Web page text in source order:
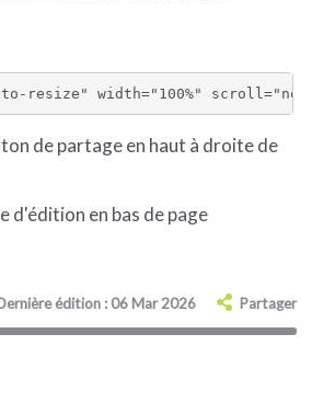
de partage en haut à droite de
d'édition en bas de page
édition : 06 Mar 2026 Partager